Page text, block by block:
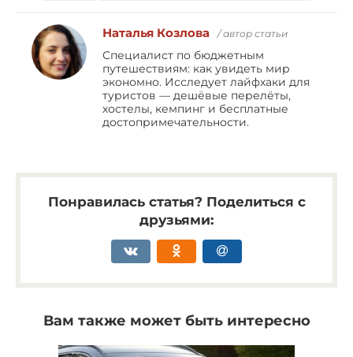
Наталья Козлова / автор статьи
Специалист по бюджетным
путешествиям: как увидеть мир
экономно. Исследует лайфхаки для
туристов — дешёвые перелёты,
хостелы, кемпинг и бесплатные
достопримечательности.
Понравилась статья? Поделиться с
друзьями:
Вам также может быть интересно